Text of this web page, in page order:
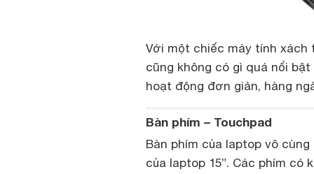
Với một chiếc máy tính xách
cũng không có gì quá nổi
hoạt động đơn giản, hàng
Bàn phím – Touchpad
Bàn phím của laptop vô
của laptop 15”. Các phím có